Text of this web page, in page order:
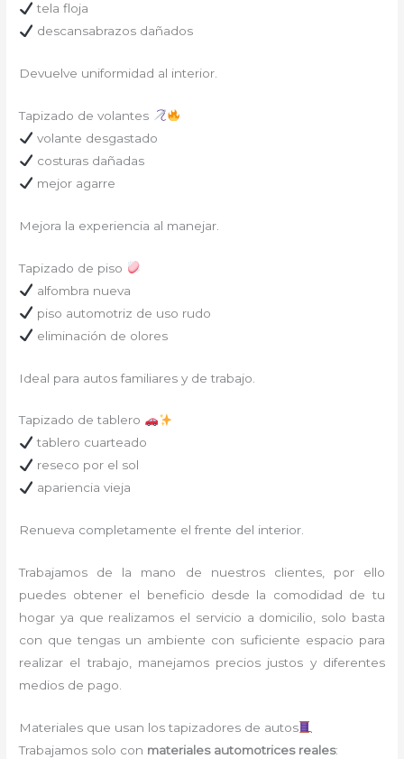
tela floja
descansabrazos dañados
Devuelve uniformidad al interior.
Tapizado de volantes
volante desgastado
costuras dañadas
mejor agarre
Mejora la experiencia al manejar.
Tapizado de piso
alfombra nueva
piso automotriz de uso rudo
eliminación de olores
Ideal para autos familiares y de trabajo.
Tapizado de tablero
tablero cuarteado
reseco por el sol
apariencia vieja
Renueva completamente el frente del interior.
Trabajamos de la mano de nuestros clientes, por ello
puedes obtener el beneficio desde la comodidad de tu
hogar ya que realizamos el servicio a domicilio, solo basta
con que tengas un ambiente con suficiente espacio para
realizar el trabajo, manejamos precios justos y diferentes
medios de pago.
Materiales que usan los tapizadores de autos
Trabajamos solo con materiales automotrices reales: